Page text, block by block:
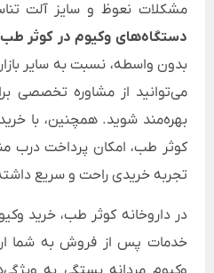
مشکلات نعوظ و سایز آلت
دستگاه‌های وکیوم در کوثر طب
بدون واسطه، نسبت به سایر
می‌توانید از مشاوره تخصصی
بهره‌مند شوید. همچنین، با
کوثر طب، امکان پرداخت درب
تجربه خریدی راحت و سریع
در داروخانه کوثر طب، خرید
خدمات پس از فروش به شما